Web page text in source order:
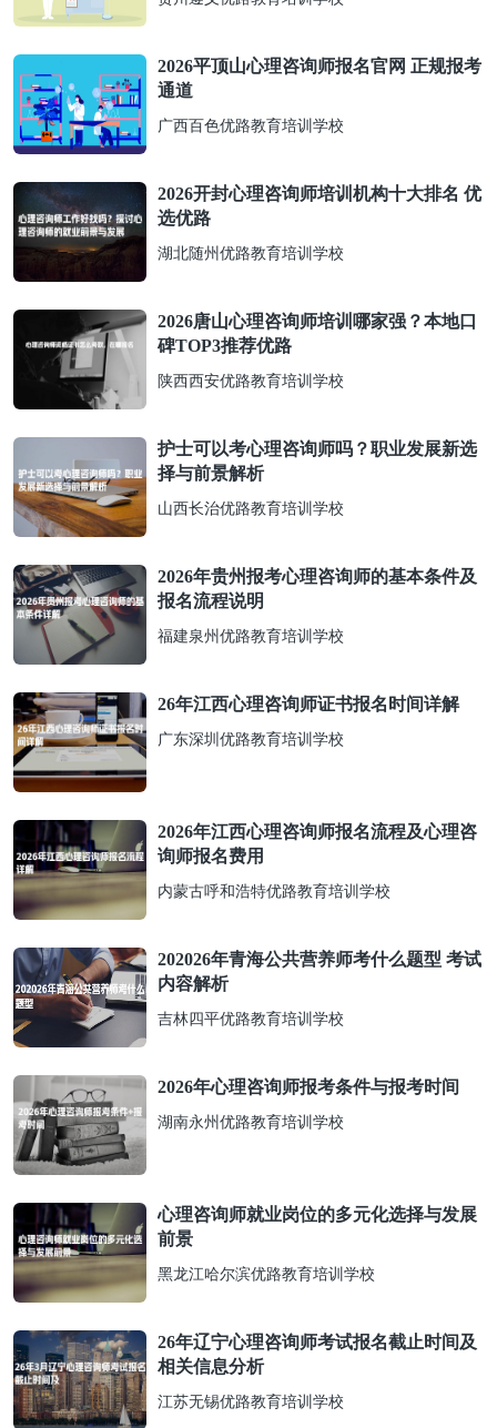
2026平顶山心理咨询师报名官网 正规报考
通道
广西百色优路教育培训学校
2026开封心理咨询师培训机构十大排名 优
选优路
湖北随州优路教育培训学校
2026唐山心理咨询师培训哪家强？本地口
碑TOP3推荐优路
陕西西安优路教育培训学校
护士可以考心理咨询师吗？职业发展新选
择与前景解析
山西长治优路教育培训学校
2026年贵州报考心理咨询师的基本条件及
报名流程说明
福建泉州优路教育培训学校
26年江西心理咨询师证书报名时间详解
广东深圳优路教育培训学校
2026年江西心理咨询师报名流程及心理咨
询师报名费用
内蒙古呼和浩特优路教育培训学校
202026年青海公共营养师考什么题型 考试
内容解析
吉林四平优路教育培训学校
2026年心理咨询师报考条件与报考时间
湖南永州优路教育培训学校
心理咨询师就业岗位的多元化选择与发展
前景
黑龙江哈尔滨优路教育培训学校
26年辽宁心理咨询师考试报名截止时间及
相关信息分析
江苏无锡优路教育培训学校